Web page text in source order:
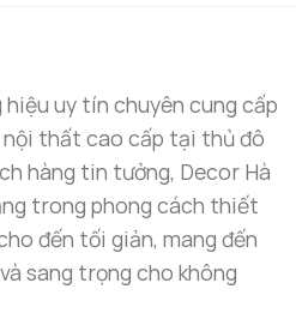
uy tín chuyên cung cấp
thất cao cấp tại thủ đô
hàng tin tưởng, Decor Hà
trong phong cách thiết
đến tối giản, mang đến
sang trọng cho không